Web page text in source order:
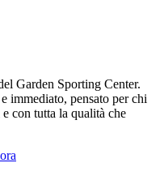
Garden Sporting Center.
immediato, pensato per chi
con tutta la qualità che